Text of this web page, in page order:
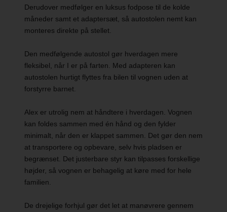
Derudover medfølger en luksus fodpose til de kolde
måneder samt et adaptersæt, så autostolen nemt kan
monteres direkte på stellet.
Den medfølgende autostol gør hverdagen mere
fleksibel, når I er på farten. Med adapteren kan
autostolen hurtigt flyttes fra bilen til vognen uden at
forstyrre barnet.
Alex er utrolig nem at håndtere i hverdagen. Vognen
kan foldes sammen med én hånd og den fylder
minimalt, når den er klappet sammen. Det gør den nem
at transportere og opbevare, selv hvis pladsen er
begrænset. Det justerbare styr kan tilpasses forskellige
højder, så vognen er behagelig at køre med for hele
familien.
De drejelige forhjul gør det let at manøvrere gennem